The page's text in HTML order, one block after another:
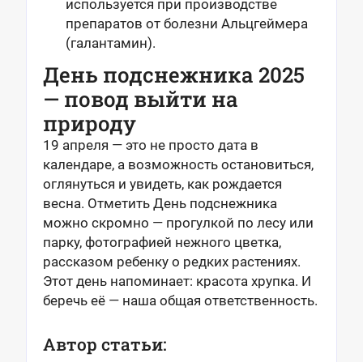
используется при производстве
препаратов от болезни Альцгеймера
(галантамин).
День подснежника 2025
— повод выйти на
природу
19 апреля — это не просто дата в
календаре, а возможность остановиться,
оглянуться и увидеть, как рождается
весна. Отметить День подснежника
можно скромно — прогулкой по лесу или
парку, фотографией нежного цветка,
рассказом ребенку о редких растениях.
Этот день напоминает: красота хрупка. И
беречь её — наша общая ответственность.
Автор статьи: